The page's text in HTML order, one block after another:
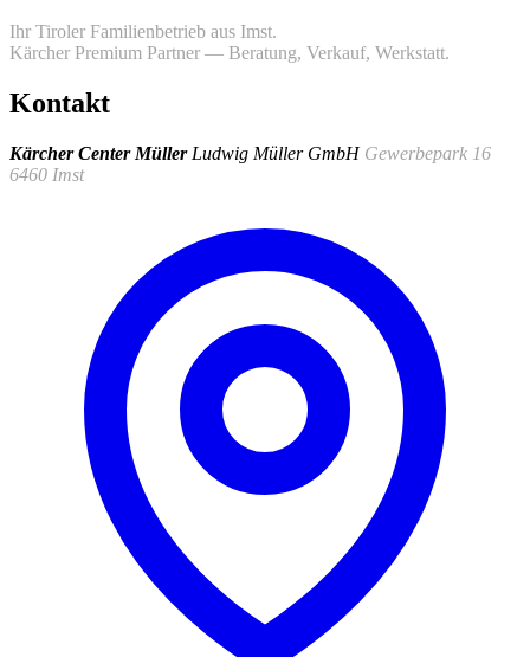
Ihr Tiroler Familienbetrieb aus Imst.
Kärcher Premium Partner — Beratung, Verkauf, Werkstatt.
Kontakt
Kärcher Center Müller Ludwig Müller GmbH Gewerbepark 16
6460 Imst